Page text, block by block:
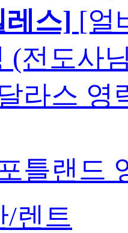
스] [얼
(전도사
라스 영
틀랜드
/렌트